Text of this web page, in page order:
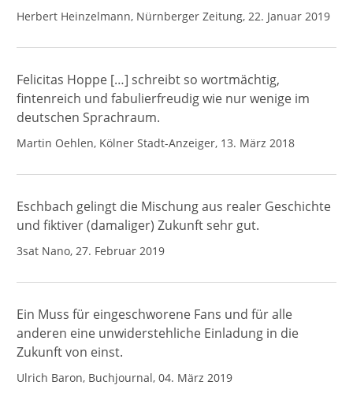
Herbert Heinzelmann, Nürnberger Zeitung, 22. Januar 2019
Felicitas Hoppe […] schreibt so wortmächtig,
fintenreich und fabulierfreudig wie nur wenige im
deutschen Sprachraum.
Martin Oehlen, Kölner Stadt-Anzeiger, 13. März 2018
Eschbach gelingt die Mischung aus realer Geschichte
und fiktiver (damaliger) Zukunft sehr gut.
3sat Nano, 27. Februar 2019
Ein Muss für eingeschworene Fans und für alle
anderen eine unwiderstehliche Einladung in die
Zukunft von einst.
Ulrich Baron, Buchjournal, 04. März 2019